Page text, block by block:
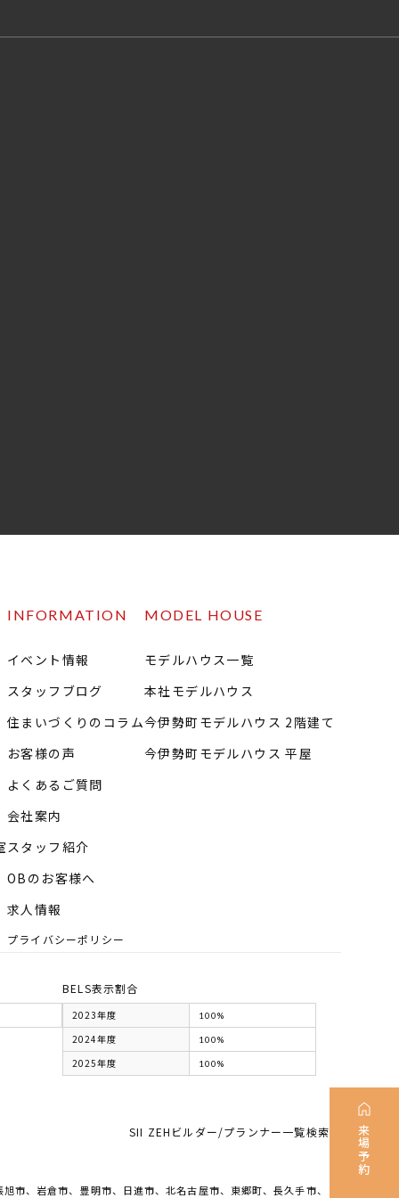
来場予約
INFORMATION
イベント情報
スタッフブログ
住まいづくりのコラム
お客様の声
よくあるご質問
会社案内
スタッフ紹介
OBのお客様へ
求人情報
プライバシーポリシー
MODEL HOUSE
モデルハウス一覧
本社モデルハウス
今伊勢町モデルハウス 2階建て
今伊勢町モデルハウス 平屋
BELS表示割合
2023年度 100%
2024年度 100%
2025年度 100%
SII ZEHビルダー/プランナー一覧検索
市、岩倉市、豊明市、日進市、北名古屋市、東郷町、長久手市、